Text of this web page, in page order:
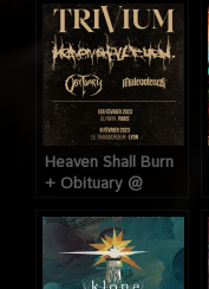
Janvier 2023
Heaven Shall Burn
+ Obituary @
1er Février 2023